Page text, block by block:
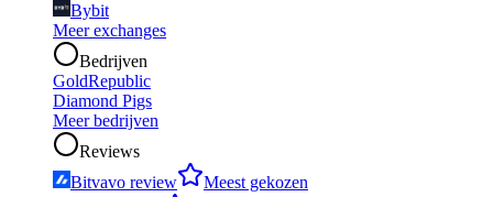
Bybit
Meer exchanges
Bedrijven
GoldRepublic
Diamond Pigs
Meer bedrijven
Reviews
Bitvavo review
Meest gekozen